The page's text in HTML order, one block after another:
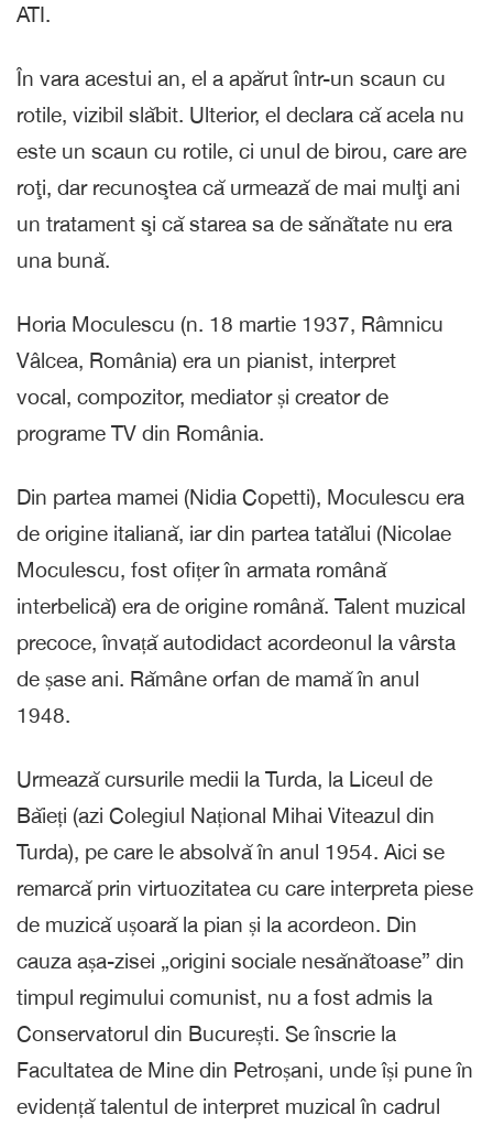
ATI.
În vara acestui an, el a apărut într-un scaun cu
rotile, vizibil slăbit. Ulterior, el declara că acela nu
este un scaun cu rotile, ci unul de birou, care are
roţi, dar recunoştea că urmează de mai mulţi ani
un tratament şi că starea sa de sănătate nu era
una bună.
Horia Moculescu (n. 18 martie 1937, Râmnicu
Vâlcea, România) era un pianist, interpret
vocal, compozitor, mediator și creator de
programe TV din România.
Din partea mamei (Nidia Copetti), Moculescu era
de origine italiană, iar din partea tatălui (Nicolae
Moculescu, fost ofițer în armata română
interbelică) era de origine română. Talent muzical
precoce, învață autodidact acordeonul la vârsta
de șase ani. Rămâne orfan de mamă în anul
1948.
Urmează cursurile medii la Turda, la Liceul de
Băieți (azi Colegiul Național Mihai Viteazul din
Turda), pe care le absolvă în anul 1954. Aici se
remarcă prin virtuozitatea cu care interpreta piese
de muzică ușoară la pian și la acordeon. Din
cauza așa-zisei „origini sociale nesănătoase” din
timpul regimului comunist, nu a fost admis la
Conservatorul din București. Se înscrie la
Facultatea de Mine din Petroșani, unde își pune în
evidență talentul de interpret muzical în cadrul